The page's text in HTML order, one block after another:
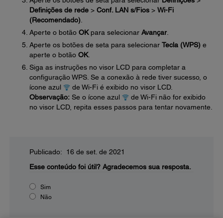
Definições de rede > Conf. LAN s/Fios > Wi-Fi
(Recomendado)
Aperte o botão OKpara selecionar Avançar.
Aperte os botões de seta para selecionar Tecla (WPS) e
aperte o botão OK.
Siga as instruções no visor LCD para completar a
configuração WPS. Se a conexão à rede tiver sucesso, o
ícone azul
de Wi-Fi é exibido no visor LCD.
Observação: Se o ícone azul
de Wi-Fi não for exibido
no visor LCD, repita esses passos para tentar novamente.
Publicado: 16 de set. de 2021
Esse conteúdo foi útil? Agradecemos sua resposta.
Sim
Não